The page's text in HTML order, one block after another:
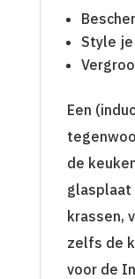
Style
Een
de
glasplaat
krassen,
zelfs de
voor de